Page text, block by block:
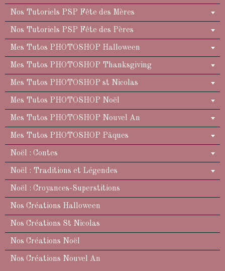
Nos Tutoriels PSP Fête des Mères
Nos Tutoriels PSP Fête des Pères
Mes Tutos PHOTOSHOP Halloween
Mes Tutos PHOTOSHOP Thanksgiving
Mes Tutos PHOTOSHOP st Nicolas
Mes Tutos PHOTOSHOP Noël
Mes Tutos PHOTOSHOP Nouvel An
Mes Tutos PHOTOSHOP Pâques
Noël : Contes
Noël : Traditions et Légendes
Noël : Croyances-Superstitions
Nos Créations Halloween
Nos Créations St Nicolas
Nos Créations Noël
Nos Créations Nouvel An